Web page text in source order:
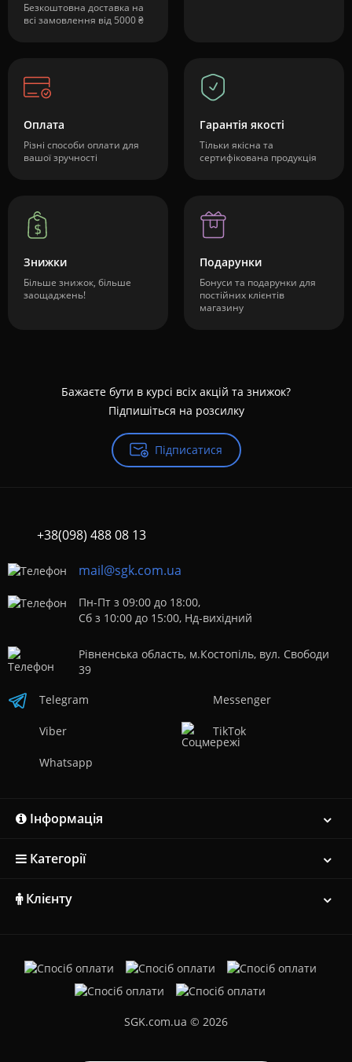
Безкоштовна доставка на
всі замовлення від 5000 ₴
Оплата
Різні способи оплати для
вашої зручності
Гарантія якості
Тільки якісна та
сертифікована продукція
Знижки
Більше знижок, більше
заощаджень!
Подарунки
Бонуси та подарунки для
постійних клієнтів
магазину
Бажаєте бути в курсі всіх акцій та знижок?
Підпишіться на розсилку
Підписатися
+38(098) 488 08 13
mail@sgk.com.ua
Пн-Пт з 09:00 до 18:00,
Сб з 10:00 до 15:00, Нд-вихідний
Рівненська область, м.Костопіль, вул. Свободи
39
Telegram
Viber
Whatsapp
Messenger
TikTok
Інформація
Категорії
Клієнту
SGK.com.ua © 2026